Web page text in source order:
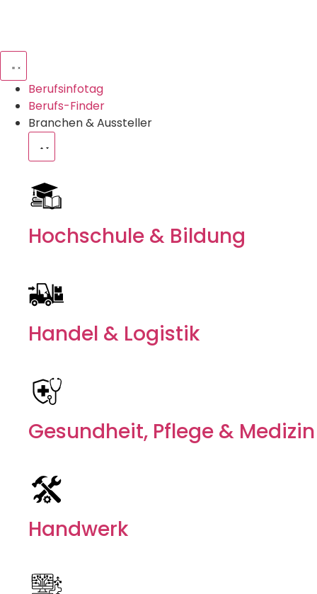
Berufsinfotag
Berufs-Finder
Branchen & Aussteller
Hochschule & Bildung
Handel & Logistik
Gesundheit, Pflege & Medizin
Handwerk